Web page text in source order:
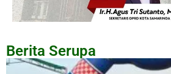
Berita Serupa